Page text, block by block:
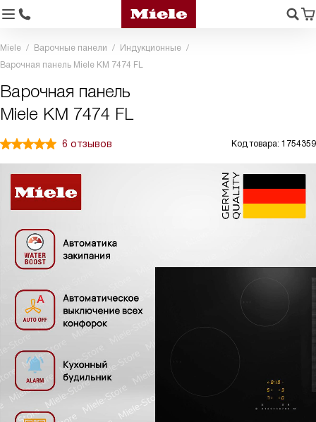
Miele Варочные панели
Индукционные
Варочная панель Miele KM 7474 FL
Варочная панель
Miele KM 7474 FL
6 отзывов Код товара: 1754359